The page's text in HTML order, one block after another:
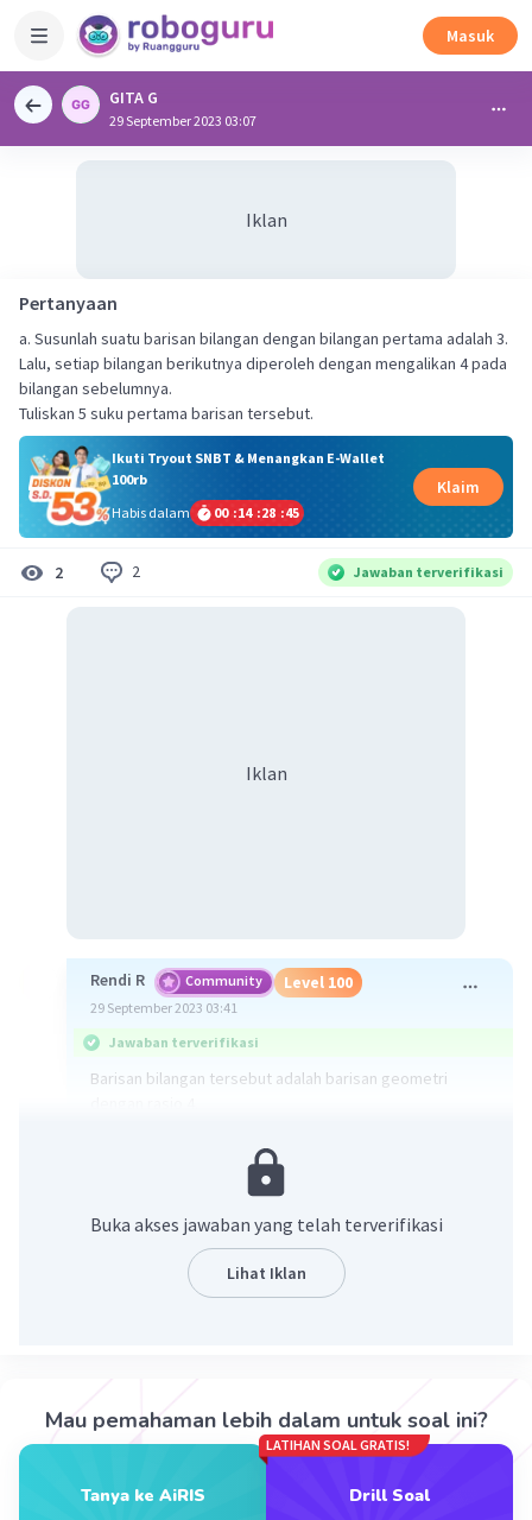
Masuk
GITA G
29 September 2023 03:07
Iklan
Pertanyaan
a. Susunlah suatu barisan bilangan dengan bilangan pertama adalah 3.
Lalu, setiap bilangan berikutnya diperoleh dengan mengalikan 4 pada
bilangan sebelumnya.
Tuliskan 5 suku pertama barisan tersebut.
Ikuti Tryout SNBT & Menangkan E-Wallet
100rb
Habis dalam
00 :14 :28 :45
Klaim
2 2 Jawaban terverifikasi
Iklan
Rendi R Community Level 100
29 September 2023 03:41
Jawaban terverifikasi
Barisan bilangan tersebut adalah barisan geometri
Rumus barisan geometri:
Penyelesaian:
Buka akses jawaban yang telah terverifikasi
Lihat Iklan
Mau pemahaman lebih dalam untuk soal ini?
Tanya ke AiRIS
LATIHAN SOAL GRATIS!
Drill Soal